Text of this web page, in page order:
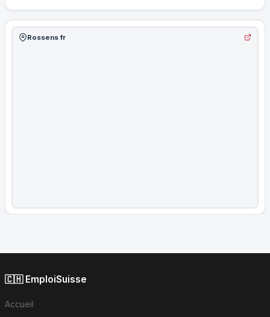
Rossens fr
🇨🇭 EmploiSuisse
Accueil